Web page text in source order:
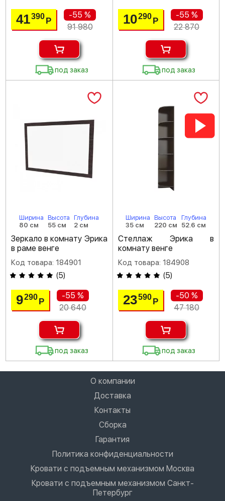
41390Р
-55 %
91 980
под заказ
10290 Р
-55 %
22 870
под заказ
Ширина
80 см
Высота
55 см
Глубина
2 см
Зеркало в комнату Эрика
в раме венге
Код товара: 184901
(5)
9290Р
-55 %
20 640
под заказ
Ширина
35 см
Высота
220 см
Глубина
52.6 см
Стеллаж Эрика в
комнату венге
Код товара: 184908
(5)
23590 Р
-50 %
47 180
под заказ
О компании
Доставка
Контакты
Сборка
Гарантия
Политика конфиденциальности
Кровати с подъемным механизмом Москва
Кровати с подъемным механизмом Санкт-
Петербург